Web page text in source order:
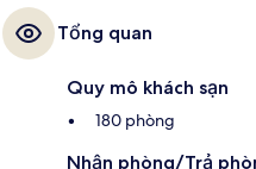
Tổng quan
Quy mô khách sạn
180 phòng
Nhận phòng/Trả